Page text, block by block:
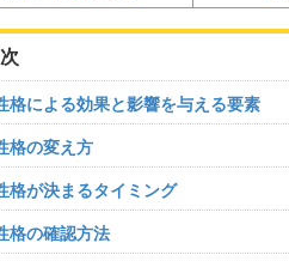
格による効果と影響を与える要素
格の変え方
格が決まるタイミング
格の確認方法